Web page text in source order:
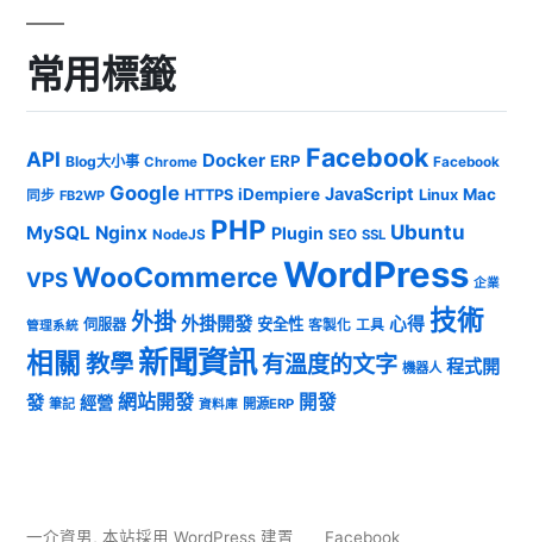
常用標籤
API Blog大小事 Chrome Docker ERP Facebook Facebook
同步 FB2WP Google HTTPS iDempiere JavaScript Linux Mac
MySQL Nginx NodeJS PHP Plugin SEO SSL Ubuntu
VPSWooCommerceWordPress 企業
管理系統 伺服器 外掛 外掛開發 安全性 客製化 工具 心得 技術
相關 教學 新聞資訊有溫度的文字 機器人 程式開
發 筆記 經營 網站開發 資料庫 開源ERP 開發
一介資男, 本站採用 WordPress 建置 Facebook